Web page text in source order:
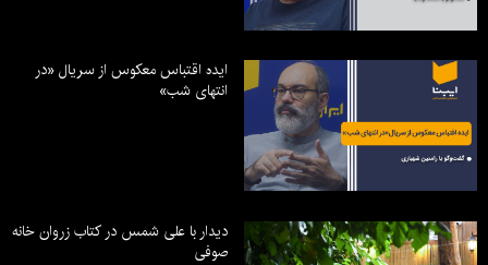
ایده اقتباس معکوس از سریال «در
انتهای شب»
دیدار با علی شمس در کتاب زروان خانه
صوفی